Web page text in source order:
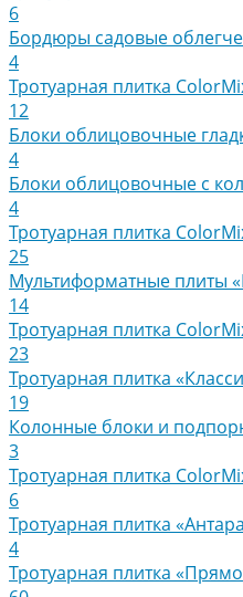
6
Бордюры садовые
4
Тротуарная плитка
12
Блоки облицовочные
4
Блоки облицовочные с
4
Тротуарная плитка
25
Мультиформатные плиты
14
Тротуарная плитка
23
Тротуарная плитка
19
Колонные блоки и
3
Тротуарная плитка
6
Тротуарная плитка
4
Тротуарная плитка